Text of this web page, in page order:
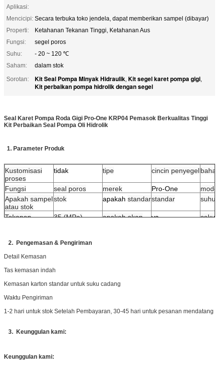
Aplikasi:
Mencicipi: Secara terbuka toko jendela, dapat memberikan sampel (dibayar)
Properti:
Ketahanan Tekanan Tinggi, Ketahanan Aus
Fungsi:
segel poros
Suhu:
- 20 ~ 120 ℃
Saham:
dalam stok
Sorotan:
Kit Seal Pompa Minyak Hidraulik, Kit segel karet pompa gigi,
Kit perbaikan pompa hidrolik dengan segel
Seal Karet Pompa Roda Gigi Pro-One KRP04 Pemasok Berkualitas Tinggi
Kit Perbaikan Seal Pompa Oli Hidrolik
1. Parameter Produk
Kustomisasi
proses
tidak tipe cincin penyegel
Fungsi seal poros merek Pro-One
model
Apakah sampel
atau stok
stok apakah standarstandar suhu
Tekanan
35 (MPa)
apakah akan
ya
ketahanan
2. Pengemasan & Pengiriman
Detail Kemasan
Tas kemasan indah
Kemasan karton standar untuk suku cadang
Waktu Pengiriman
1-2 hari untuk stok Setelah Pembayaran, 30-45 hari untuk pesanan mendatang
3. Keunggulan kami:
Keunggulan kami: